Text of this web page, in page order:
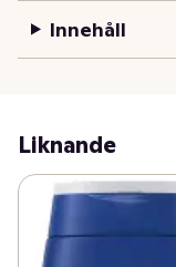
-Duschtvål med
rengör din hud på
hud. Denna
formula som är i
dusch är
samt 55%
Innehåll
Liknande